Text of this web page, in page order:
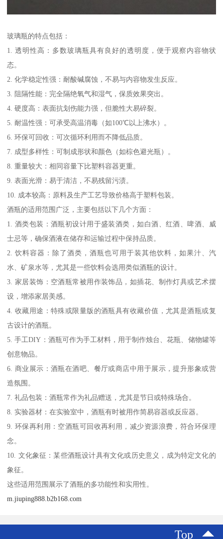
玻璃瓶的特点包括：
1. 透明性高：多数玻璃瓶具有良好的透明度，便于观察内容物状
态。
2. 化学稳定性强：耐酸碱腐蚀，不易与内容物发生反应。
3. 阻隔性能：完全隔绝氧气和湿气，保质效果突出。
4. 硬度高：表面抗划伤能力强，但脆性大易碎裂。
5. 耐温性强：可承受高温消毒（如100℃以上沸水）。
6. 环保可回收：可次循环利用而不降低品质。
7. 成型多样性：可制成形状和颜色（如棕色避光瓶）。
8. 重量较大：相同容量下比塑料容器更重。
9. 表面光滑：易于清洁，不易残留污渍。
10. 成本较高：原料及生产工艺导致价格高于塑料包装。
酒瓶的适用范围广泛，主要包括以下几个方面：
1. 酒类包装：酒瓶初设计用于盛装酒类，如白酒、红酒、啤酒、威
士忌等，确保酒液在储存和运输过程中保持品质。
2. 饮料容器：除了酒类，酒瓶也可用于装其他饮料，如果汁、汽
水、矿泉水等，尤其是一些饮料会选用类似酒瓶的设计。
3. 家居装饰：空酒瓶常被用作装饰品，如插花、制作灯具或艺术摆
设，增添家居美感。
4. 收藏用途：特殊或限量版的酒瓶具有收藏价值，尤其是酒瓶或复
古设计的酒瓶。
5. 手工DIY：酒瓶可作为手工材料，用于制作烛台、花瓶、储物罐等
创意物品。
6. 商业展示：酒瓶在酒吧、餐厅或商店中用于展示，提升形象或营
造氛围。
7. 礼品包装：酒瓶常作为礼品赠送，尤其是节日或特殊场合。
8. 实验器材：在实验室中，酒瓶有时被用作简易容器或反应器。
9. 环保再利用：空酒瓶可回收再利用，减少资源浪费，符合环保理
念。
10. 文化象征：某些酒瓶设计具有文化或历史意义，成为特定文化的
象征。
这些适用范围展示了酒瓶的多功能性和实用性。
m.jiuping888.b2b168.com
Top